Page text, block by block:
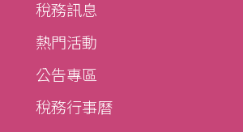
稅務訊息
熱門活動
公告專區
稅務行事曆